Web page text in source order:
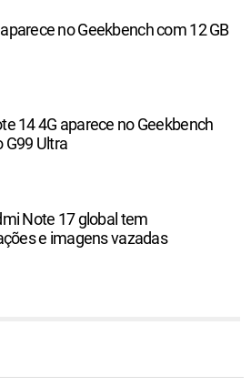
aparece no Geekbench com 12 GB
14 4G aparece no Geekbench
G99 Ultra
Note 17 global tem
e imagens vazadas